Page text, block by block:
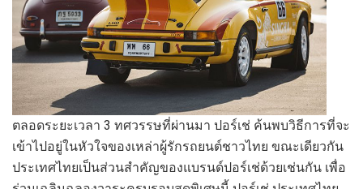
ตลอดระยะเวลา 3 ทศวรรษที่ผ่านมา ปอร์เช่ ค้นพบวิธีการที่จะ
เข้าไปอยู่ในหัวใจของเหล่าผู้รักรถยนต์ชาวไทย ขณะเดียวกัน
ประเทศไทยเป็นส่วนสำคัญของแบรนด์ปอร์เช่ด้วยเช่นกัน เพื่อ